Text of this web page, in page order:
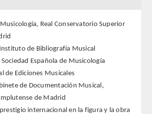
Real Conservatorio Superior
de Bibliografía Musical
Española de Musicología
de Ediciones Musicales
de Documentación Musical,
de Madrid
internacional en la figura y la obra